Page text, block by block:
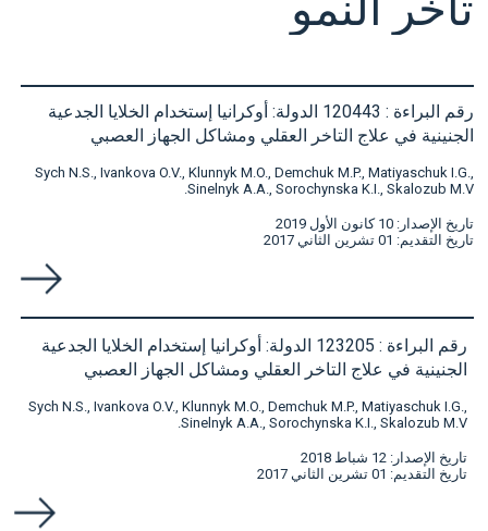
رقم البراءة : 120443 الدولة: أوكرانيا إستخدام الخلايا الجدعية
الجنينية في علاج التاخر العقلي ومشاكل الجهاز العصبي
Sych N.S., Ivankova O.V., Klunnyk M.O., Demchuk M.P., Matiyaschuk I.G.,
Sinelnyk A.A., Sorochynska K.I., Skalozub M.V.
تاريخ الإصدار: 10 كانون الأول 2019
تاريخ التقديم: 01 تشرين الثاني 2017
رقم البراءة : 123205 الدولة: أوكرانيا إستخدام الخلايا الجدعية
الجنينية في علاج التاخر العقلي ومشاكل الجهاز العصبي
Sych N.S., Ivankova O.V., Klunnyk M.O., Demchuk M.P., Matiyaschuk I.G.,
Sinelnyk A.A., Sorochynska K.I., Skalozub M.V.
تاريخ الإصدار: 12 شباط 2018
تاريخ التقديم: 01 تشرين الثاني 2017